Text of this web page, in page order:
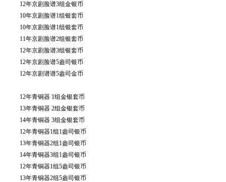
12年京剧脸谱3组金银币
10年京剧脸谱1组银套币
10年京剧脸谱1组银套币
11年京剧脸谱2组银套币
12年京剧脸谱3组银套币
12年京剧脸谱5盎司银币
12年京剧谱谱5盎司金币
12年青铜器 1组金银套币
13年青铜器 2组金银套币
14年青铜器 3组金银套币
12年青铜器1组1盎司银币
13年青铜器2组1盎司银币
14年青铜器3组1盎司银币
12年青铜器1组5盎司银币
13年青铜器2组5盎司银币